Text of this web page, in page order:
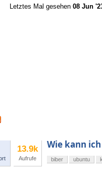
Letztes Mal gesehen 08 Jun
13.9k
Aufrufe
Wie kann
biber ubuntu